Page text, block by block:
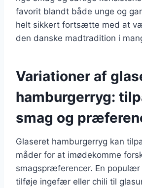
favorit blandt både unge og
helt sikkert fortsætte med at
den danske madtradition i
Variationer af
hamburgerryg:
smag og
Glaseret hamburgerryg kan
måder for at imødekomme
smagspræferencer. En
tilføje ingefær eller chili til